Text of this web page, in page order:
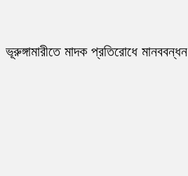
ভূরুঙ্গামারীতে মাদক প্রতিরোধে মানববন্ধন